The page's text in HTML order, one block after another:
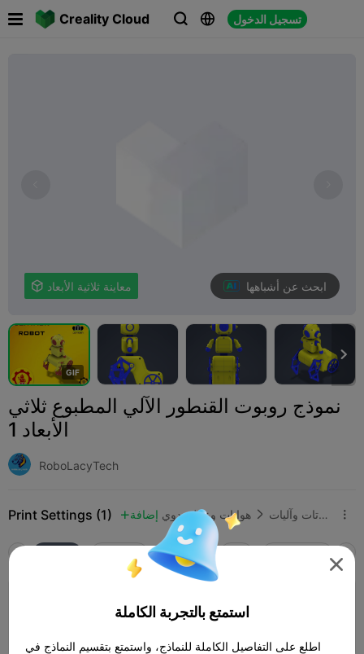
Creality Cloud   تسجيل الدخول
 معاينة ثلاثية الأبعاد ابحث عن أشباهها
GIF

نموذج روبوت القنطور الآلي المطبوع ثلاثي
الأبعاد 1
RoboLacyTech
Print Settings (1)  إضافة هوايات وعمل يدوي  روبوتات وآليات 
K2 Pro
0.2mm layer, 2 walls, 15% infill

استمتع بالتجربة الكاملة
اطلع على التفاصيل الكاملة للنماذج، واستمتع بتقسيم النماذج في